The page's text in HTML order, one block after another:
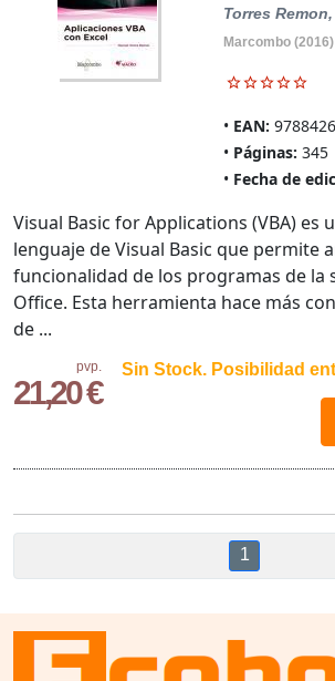
Torres
Marcombo (2016)
EAN:
Páginas: 345
Fecha de
pvp.
21,20 €
Sin Stock. Posibilidad
Visual Basic for Applications (VBA) es
lenguaje de Visual Basic que permite
funcionalidad de los programas de la
Office. Esta herramienta hace más
de ...
1